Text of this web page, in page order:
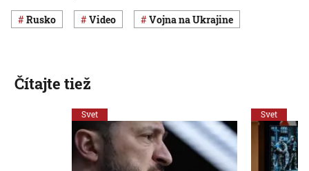
Rusko Video vojna na Ukrajine
Čítajte tiež
Svet Svet